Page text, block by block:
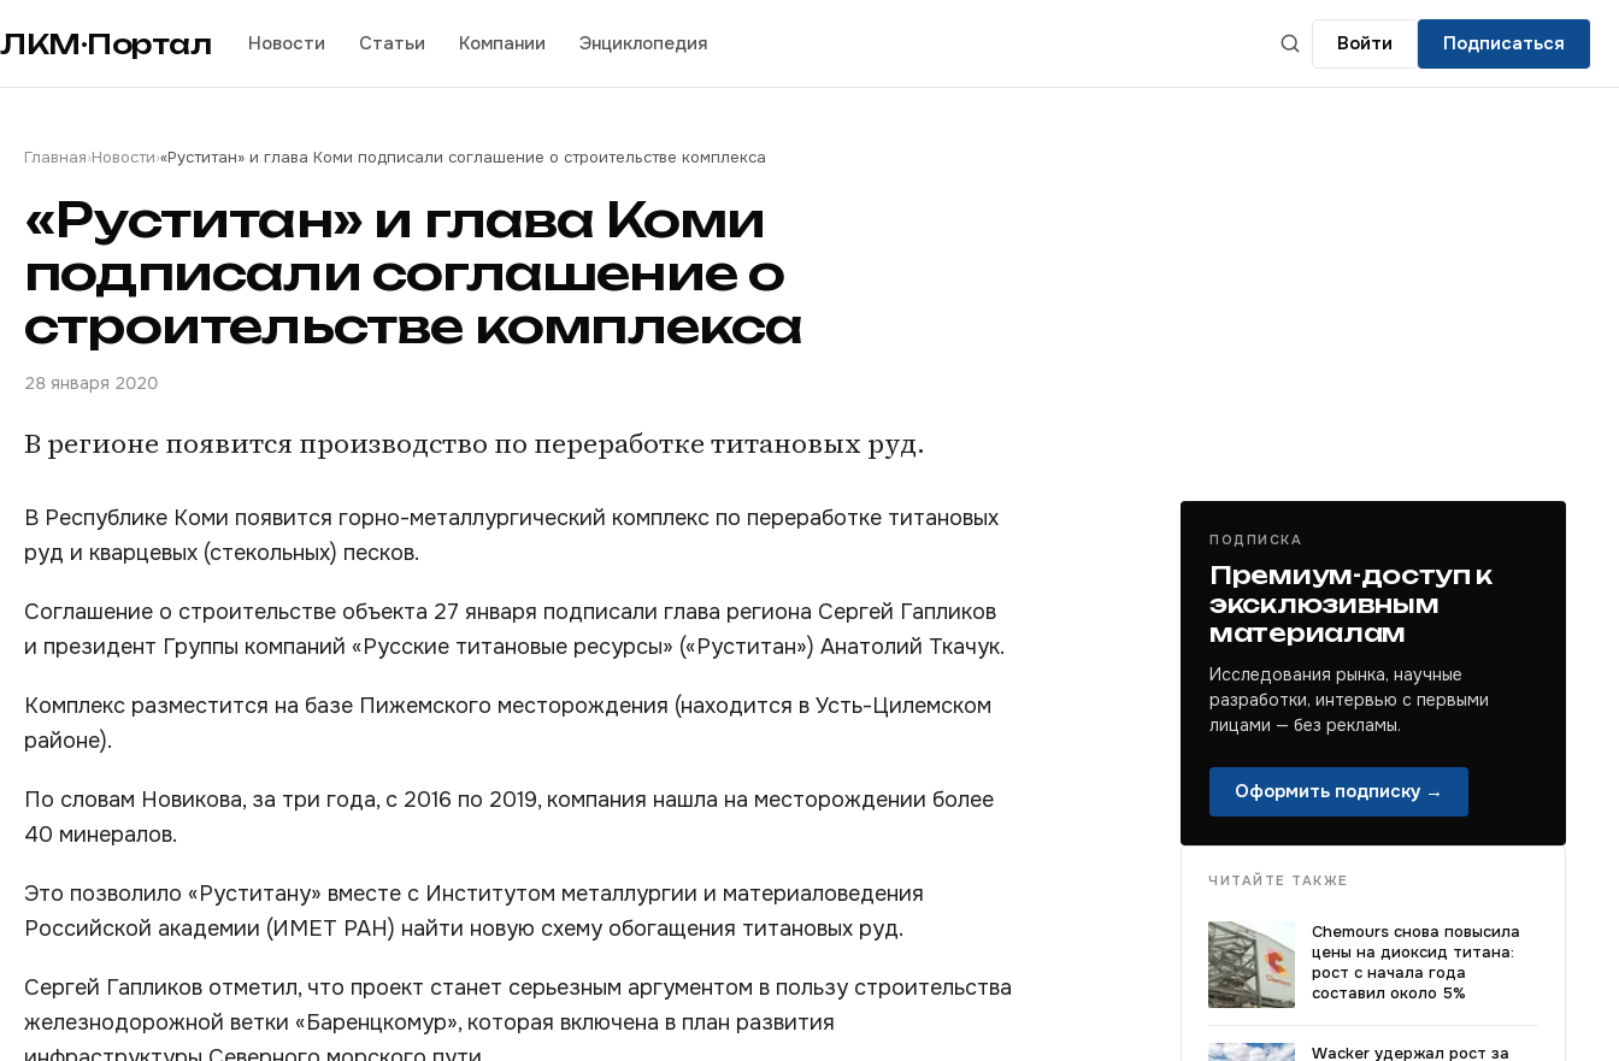
ЛКМ·Портал Новости Статьи Компании Энциклопедия Войти Подписаться
Главная›Новости›«Руститан» и глава Коми подписали соглашение о строительстве комплекса
«Руститан» и глава Коми
подписали соглашение о
строительстве комплекса
28 января 2020
В регионе появится производство по переработке титановых руд.
В Республике Коми появится горно-металлургический комплекс по переработке титановых
руд и кварцевых (стекольных) песков.
Соглашение о строительстве объекта 27 января подписали глава региона Сергей Гапликов
и президент Группы компаний «Русские титановые ресурсы» («Руститан») Анатолий Ткачук.
Комплекс разместится на базе Пижемского месторождения (находится в Усть-Цилемском
районе).
По словам Новикова, за три года, с 2016 по 2019, компания нашла на месторождении более
40 минералов.
Это позволило «Руститану» вместе с Институтом металлургии и материаловедения
Российской академии (ИМЕТ РАН) найти новую схему обогащения титановых руд.
Сергей Гапликов отметил, что проект станет серьезным аргументом в пользу строительства
железнодорожной ветки «Баренцкомур», которая включена в план развития
ПОДПИСКА
Премиум-доступ к
эксклюзивным
материалам
Исследования рынка, научные
разработки, интервью с первыми
лицами — без рекламы.
Оформить подписку →
ЧИТАЙТЕ ТАКЖЕ
Chemours снова повысила
цены на диоксид титана:
рост с начала года
составил около 5%
Wacker удержал рост за